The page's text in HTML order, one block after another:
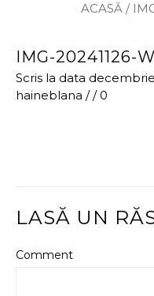
ACASĂ /
IMG-20241126-
Scris la data
haineblana //0
LASĂ UN
Comment